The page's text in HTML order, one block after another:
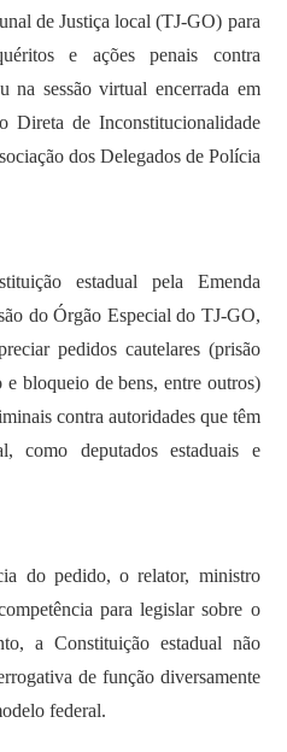
de Justiça local (TJ-GO) para
e ações penais contra
na sessão virtual encerrada em
Direta de Inconstitucionalidade
dos Delegados de Polícia
estadual pela Emenda
do Órgão Especial do TJ-GO,
pedidos cautelares (prisão
e bloqueio de bens, entre outros)
contra autoridades que têm
como deputados estaduais e
do pedido, o relator, ministro
para legislar sobre o
a Constituição estadual não
de função diversamente
federal.